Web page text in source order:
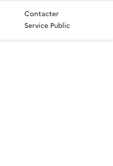
Contacter
Service Public